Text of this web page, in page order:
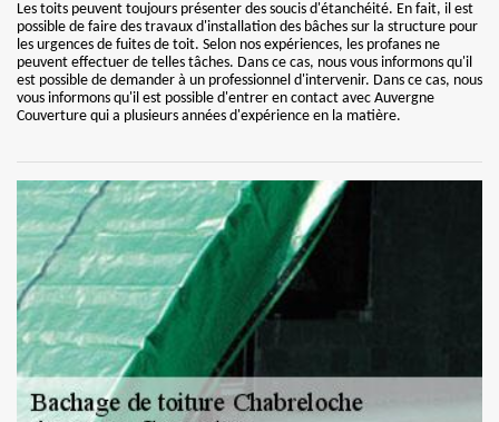
Les toits peuvent toujours présenter des soucis d'étanchéité. En fait, il est
possible de faire des travaux d'installation des bâches sur la structure pour
les urgences de fuites de toit. Selon nos expériences, les profanes ne
peuvent effectuer de telles tâches. Dans ce cas, nous vous informons qu'il
est possible de demander à un professionnel d'intervenir. Dans ce cas, nous
vous informons qu'il est possible d'entrer en contact avec Auvergne
Couverture qui a plusieurs années d'expérience en la matière.